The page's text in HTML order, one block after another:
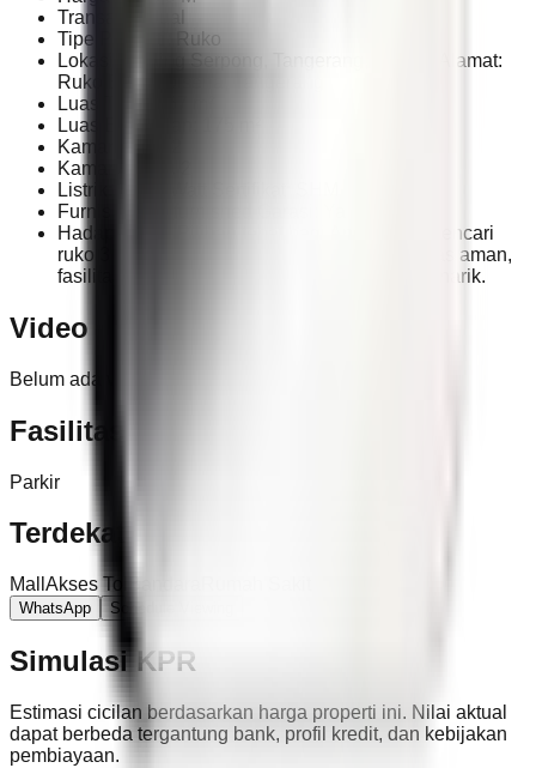
Transaksi: Jual
Tipe Properti: Ruko
Lokasi: Gading Serpong, Tangerang, Banten Alamat:
Ruko BSD Bolsena, Tangerang
Luas Tanah: 67 m²
Luas Bangunan: 175 m²
Kamar Tidur: 2
Kamar Mandi: 2
Listrik: 6.600 Watt Sertifikat: SHM
Furnish: Non-furnished Garasi: Ya
Hadap: Timur Pilihan tepat bagi Anda yang mencari
ruko 3 lantai di kawasan BSD dengan legalitas aman,
fasilitas lengkap, dan potensi usaha yang menarik.
Video
Belum ada video untuk properti ini.
Fasilitas
Parkir
Terdekat
Mall Akses Tol
WhatsApp Schedule Viewing
Simulasi KPR
Estimasi cicilan berdasarkan harga properti ini. Nilai aktual
dapat berbeda tergantung bank, profil kredit, dan kebijakan
pembiayaan.